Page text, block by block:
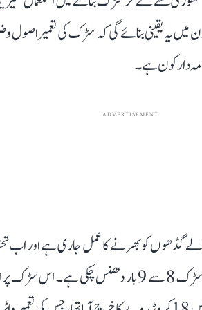
کرے گی۔ تشکیل کردہ تحقیقاتی ٹیم 5 دن میں یہ یقینی بنائے گی کہ
دار کون ہے۔
ADVERTISEMENT
گڈھوں کو بھرنے کا عمل جاری ہے اور اب
ہے۔ بتایا جا رہا ہے کہ گزشتہ 15 روز میں یہ سڑک 8 سے 9